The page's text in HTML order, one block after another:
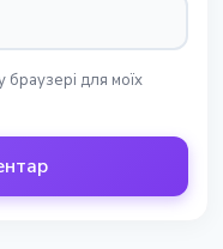
браузері для моїх